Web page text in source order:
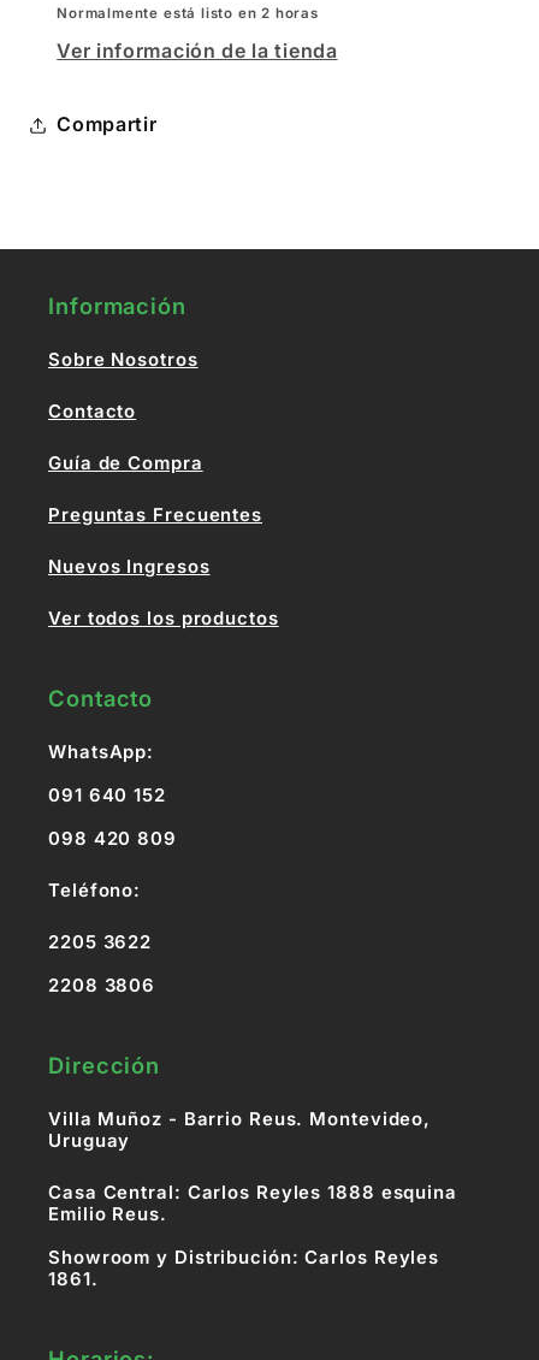
Normalmente está listo en 2 horas
Ver información de la tienda
Compartir
Información
Sobre Nosotros
Contacto
Guía de Compra
Preguntas Frecuentes
Nuevos Ingresos
Ver todos los productos
Contacto
WhatsApp:
091 640 152
098 420 809
Teléfono:
2205 3622
2208 3806
Dirección
Villa Muñoz - Barrio Reus. Montevideo,
Uruguay
Casa Central: Carlos Reyles 1888 esquina
Emilio Reus.
Showroom y Distribución: Carlos Reyles
1861.